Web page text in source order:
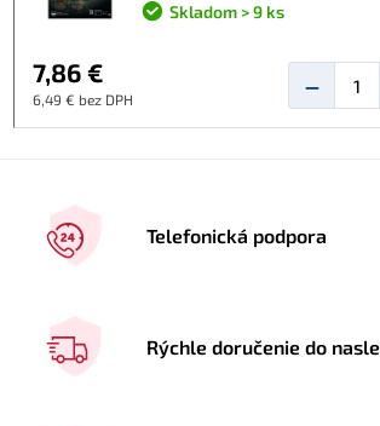
Skladom > 9 ks
7,86 €
6,49 € bez DPH −
Telefonická podpora
Rýchle doručenie do